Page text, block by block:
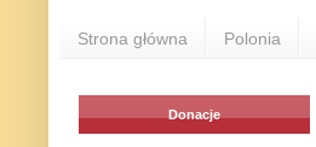
Strona główna Polonia
Donacje